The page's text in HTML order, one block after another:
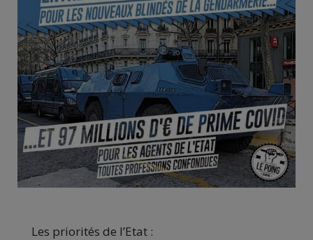
Les priorités de l’Etat :